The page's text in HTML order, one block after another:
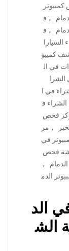
, ف
, ف
كمبيو
في ال
الشرا
في ا
ف
فحص
, مر
في
فحص
,
الدم
الد
الش